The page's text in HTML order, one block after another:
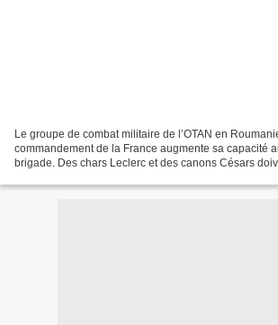
Le groupe de combat militaire de l’OTAN en
commandement de la France augmente sa capacité
brigade. Des chars Leclerc et des canons Césars